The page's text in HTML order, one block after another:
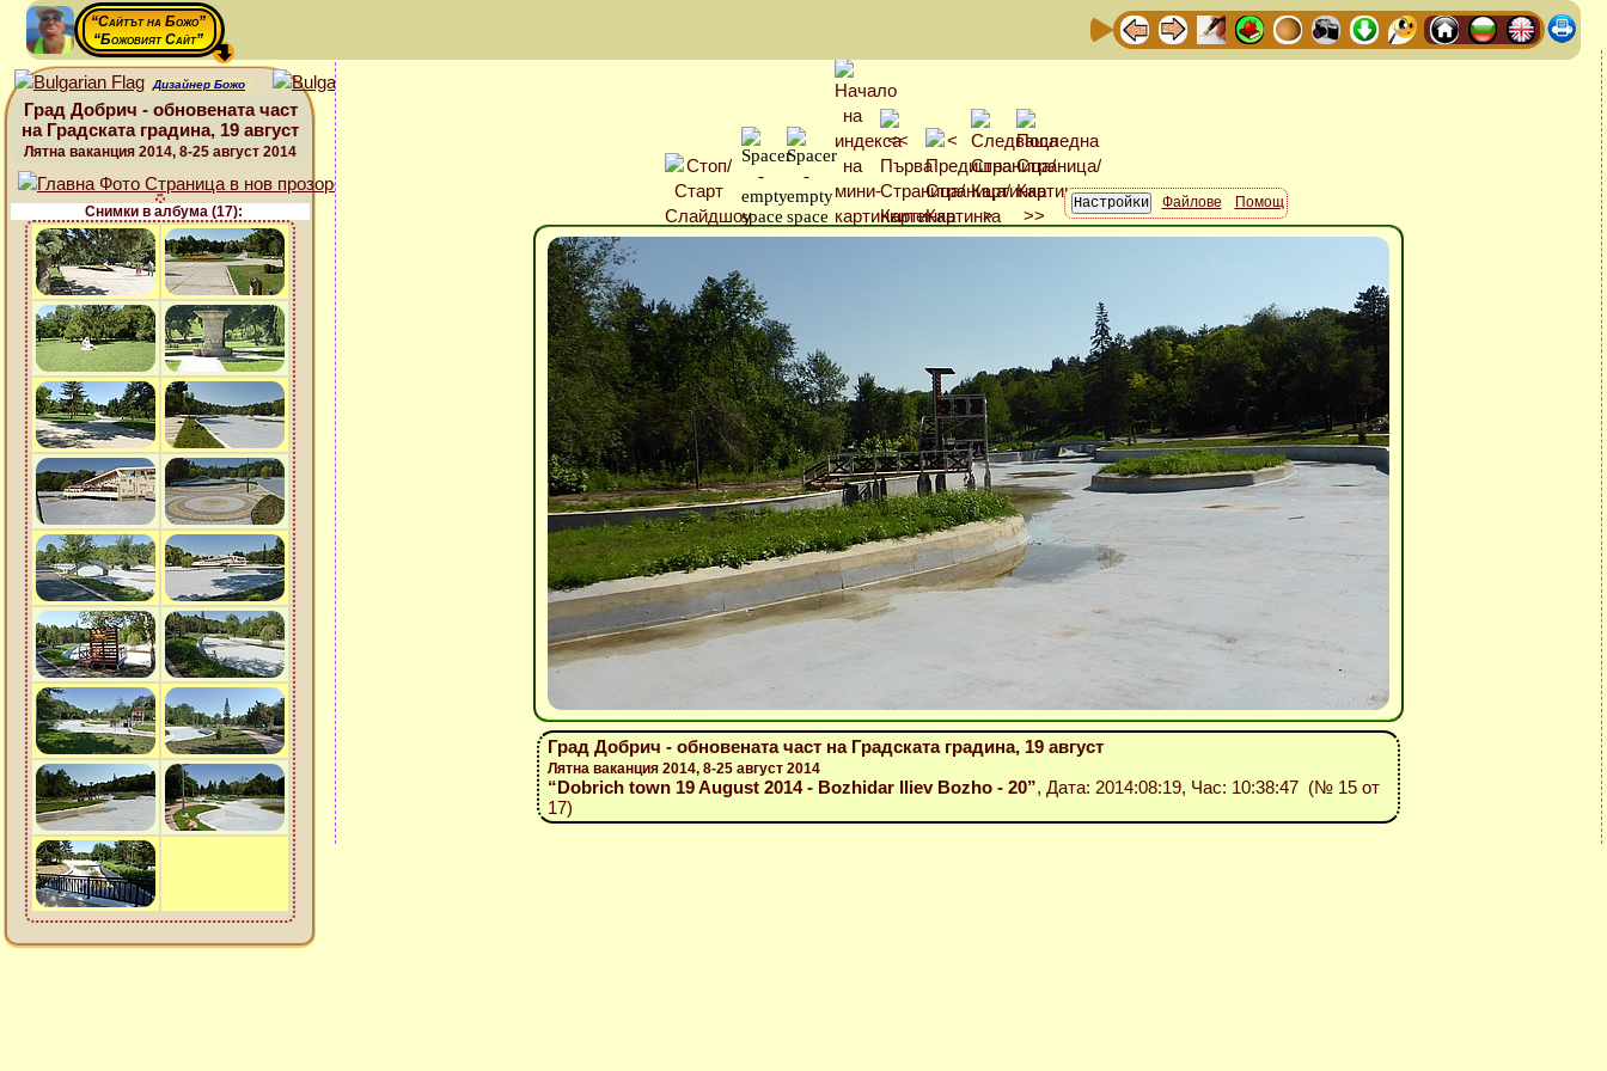
“Сайтът на Божо”
“Божовият Сайт”
Дизайнер Божо
Град Добрич - обновената част
на Градската градина, 19 август
Лятна ваканция 2014, 8-25 август 2014
Снимки в албума (17):
Файлове Помощ
Град Добрич - обновената част на Градската градина, 19 август
Лятна ваканция 2014, 8-25 август 2014
“Dobrich town 19 August 2014 - Bozhidar Iliev Bozho - 20”, Дата: 2014:08:19, Час: 10:38:47 (№ 15 от
17)